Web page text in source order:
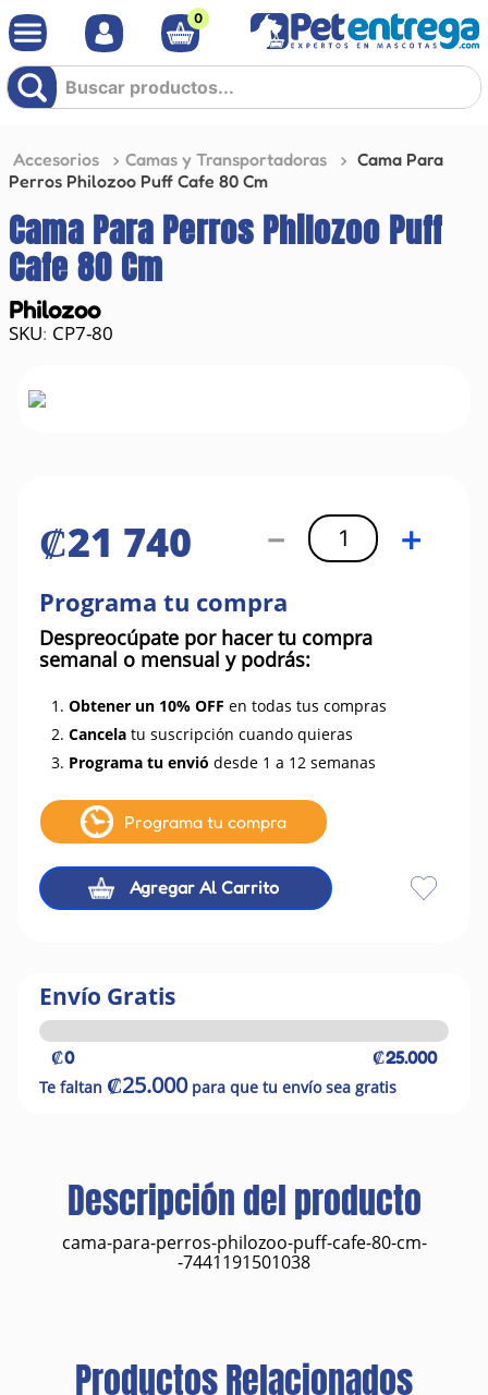
0
Buscar productos...
Accesorios Camas y Transportadoras
Cama Para
Perros Philozoo Puff Cafe 80 Cm
Cama Para Perros Philozoo Puff
Cafe 80 Cm
Philozoo
: CP7-80
₡21 740 ＋
－
Programa tu compra
Despreocúpate por hacer tu compra
semanal o mensual y podrás:
1. Obtener un 10% OFF en todas tus compras
2. Cancela tu suscripción cuando quieras
3. Programa tu envió desde 1 a 12 semanas
Programa tu compra
Agregar Al Carrito
Envío Gratis
₡0 ₡25.000
Te faltan ₡25.000para que tu envío sea gratis
Descripción del producto
cama-para-perros-philozoo-puff-cafe-80-cm-
-7441191501038
Productos Relacionados